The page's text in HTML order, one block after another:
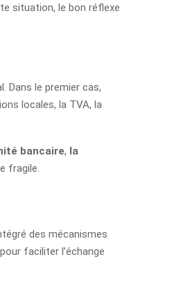
situation, le bon réflexe
Dans le premier cas,
locales, la TVA, la
bancaire, la
fragile.
des mécanismes
faciliter l’échange